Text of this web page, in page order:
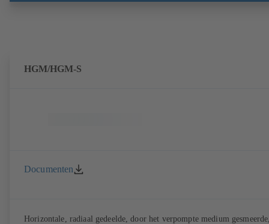
HGM/HGM-S
Documenten
Horizontale, radiaal gedeelde, door het verpompte medium